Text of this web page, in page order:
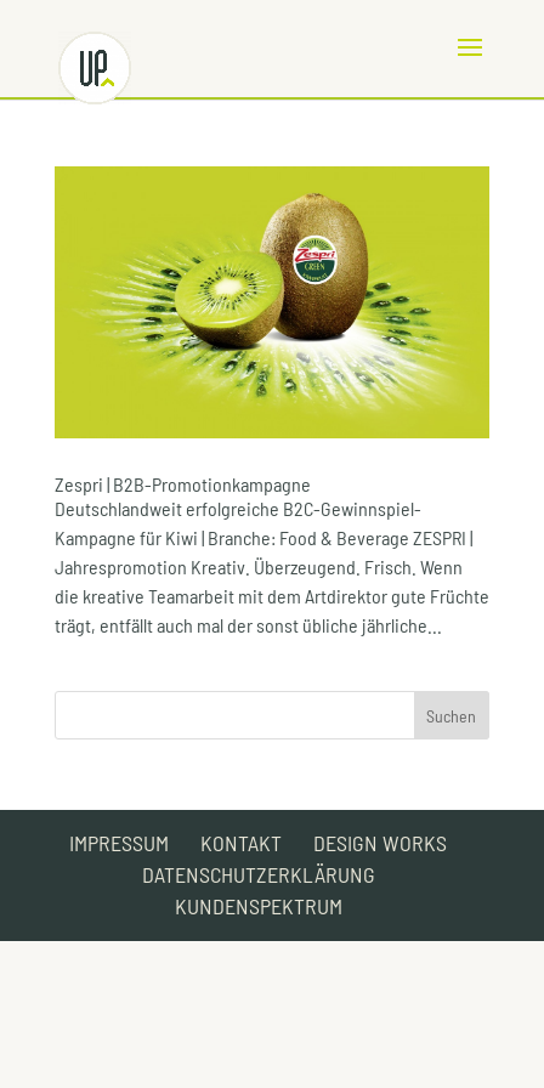
Zespri | B2B-Promotionkampagne
Deutschlandweit erfolgreiche B2C-Gewinnspiel-
Kampagne für Kiwi | Branche: Food & Beverage ZESPRI |
Jahrespromotion Kreativ. Überzeugend. Frisch. Wenn
die kreative Team­arbeit mit dem Art­direktor gute Früchte
trägt, entfällt auch mal der sonst übliche jährliche...
IMPRESSUM KONTAKT
DESIGN WORKS
DATENSCHUTZERKLÄRUNG
KUNDENSPEKTRUM